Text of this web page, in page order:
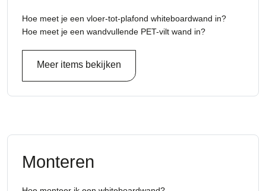
Hoe meet je een vloer-tot-plafond whiteboardwand in?
Hoe meet je een wandvullende PET-vilt wand in?
Meer items bekijken
Monteren